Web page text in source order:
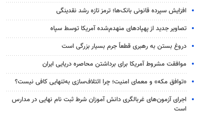
افزایش سپرده قانونی بانک‌ها؛ ترمز تازه رشد نقدینگی
تصاویر جدید از پهپادهای منهدم‌شده آمریکا توسط سپاه
دروغ بستن به رهبری قطعاً جرم بسیار بزرگی است
موافقت مشروط آمریکا برای برداشتن محاصره دریایی ایران
«توافق مکه» و معمای امنیت؛ چرا ائتلاف‌سازی به‌تنهایی کافی نیست؟
اجرای آزمون‌های غربالگری دانش آموزان شرط ثبت نام نهایی در مدارس
است